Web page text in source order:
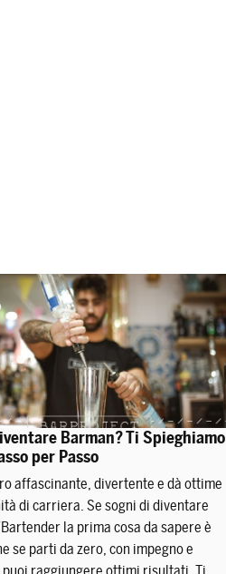
Barman? Ti Spieghiamo
per Passo
affascinante, divertente e dà ottime
di carriera. Se sogni di diventare
la prima cosa da sapere è
se parti da zero, con impegno e